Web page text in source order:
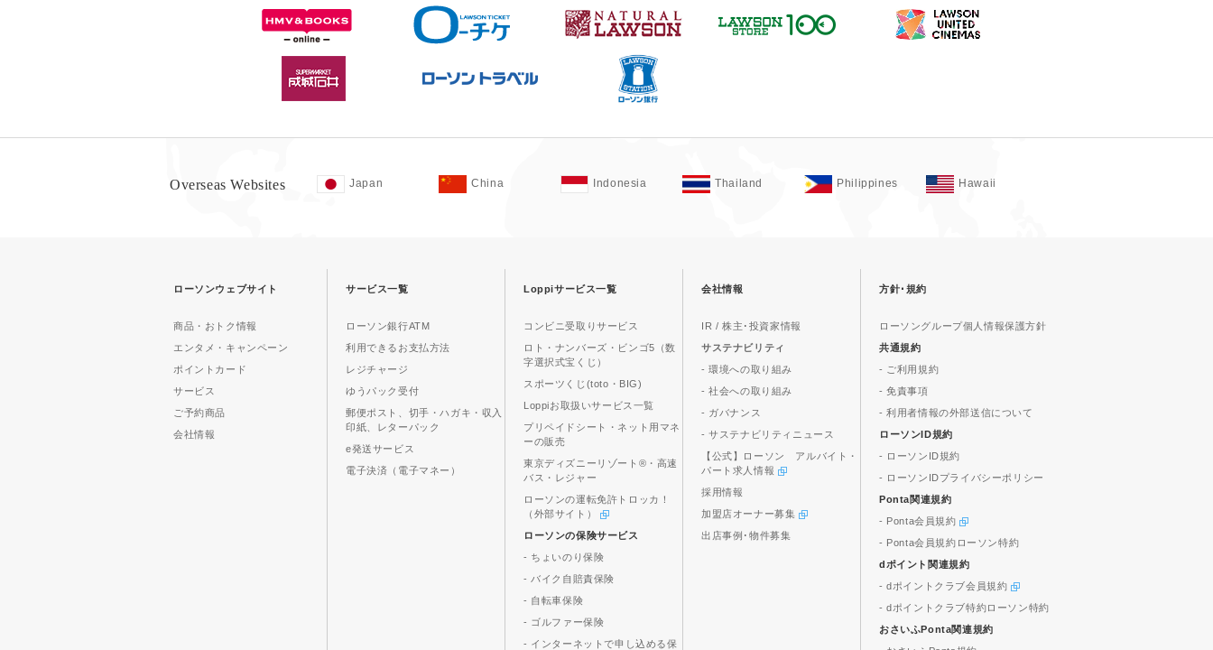
Overseas Websites Japan China Indonesia Thailand Philippines Hawaii
ローソンウェブサイト
商品・おトク情報
エンタメ・キャンペーン
ポイントカード
サービス
ご予約商品
会社情報
サービス一覧
ローソン銀行ATM
利用できるお支払方法
レジチャージ
ゆうパック受付
郵便ポスト、切手・ハガキ・収入
印紙、レターパック
e発送サービス
電子決済（電子マネー）
Loppiサービス一覧
コンビニ受取りサービス
ロト・ナンバーズ・ビンゴ5（数
字選択式宝くじ）
スポーツくじ(toto・BIG)
Loppiお取扱いサービス一覧
プリペイドシート・ネット用マネ
ーの販売
東京ディズニーリゾート®・高速
バス・レジャー
ローソンの運転免許トロッカ！
（外部サイト）
ローソンの保険サービス
- ちょいのり保険
- バイク自賠責保険
- 自転車保険
- ゴルファー保険
- インターネットで申し込める保
会社情報
IR / 株主･投資家情報
サステナビリティ
- 環境への取り組み
- 社会への取り組み
- ガバナンス
- サステナビリティニュース
【公式】ローソン アルバイト・
パート求人情報
採用情報
加盟店オーナー募集
出店事例･物件募集
方針･規約
ローソングループ個人情報保護方針
共通規約
- ご利用規約
- 免責事項
- 利用者情報の外部送信について
ローソンID規約
- ローソンID規約
- ローソンIDプライバシーポリシー
Ponta関連規約
- Ponta会員規約
- Ponta会員規約ローソン特約
dポイント関連規約
- dポイントクラブ会員規約
- dポイントクラブ特約ローソン特約
おさいふPonta関連規約